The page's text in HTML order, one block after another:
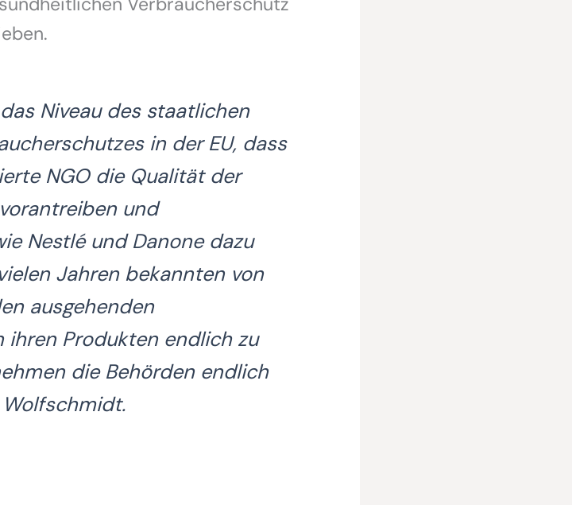
Niveau des staatlichen
in der EU, dass
NGO die Qualität der
und
Nestlé und Danone dazu
Jahren bekannten von
ausgehenden
ihren Produkten endlich zu
die Behörden endlich